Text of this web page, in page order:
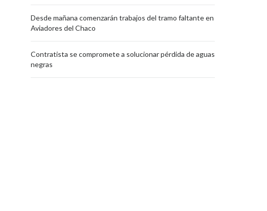
Desde mañana comenzarán trabajos del tramo faltante en
Aviadores del Chaco
Contratista se compromete a solucionar pérdida de aguas
negras